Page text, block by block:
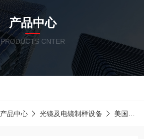
产品中心
PRODUCTS CNTER
产品中心 光镜及电镜制样设备 美国RMC半薄&超薄切片机